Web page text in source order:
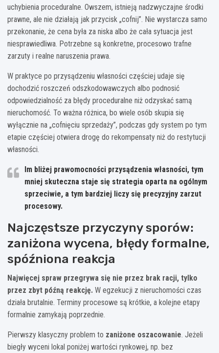
uchybienia proceduralne. Owszem, istnieją nadzwyczajne środki
prawne, ale nie działają jak przycisk „cofnij”. Nie wystarcza samo
przekonanie, że cena była za niska albo że cała sytuacja jest
niesprawiedliwa. Potrzebne są konkretne, procesowo trafne
zarzuty i realne naruszenia prawa.
W praktyce po przysądzeniu własności częściej udaje się
dochodzić roszczeń odszkodowawczych albo podnosić
odpowiedzialność za błędy proceduralne niż odzyskać samą
nieruchomość. To ważna różnica, bo wiele osób skupia się
wyłącznie na „cofnięciu sprzedaży”, podczas gdy system po tym
etapie częściej otwiera drogę do rekompensaty niż do restytucji
własności.
Im bliżej prawomocności przysądzenia własności, tym
mniej skuteczna staje się strategia oparta na ogólnym
sprzeciwie, a tym bardziej liczy się precyzyjny zarzut
procesowy.
Najczęstsze przyczyny sporów:
zaniżona wycena, błędy formalne,
spóźniona reakcja
Najwięcej spraw przegrywa się nie przez brak racji, tylko
przez zbyt późną reakcję. W egzekucji z nieruchomości czas
działa brutalnie. Terminy procesowe są krótkie, a kolejne etapy
formalnie zamykają poprzednie.
Pierwszy klasyczny problem to zaniżone oszacowanie. Jeżeli
biegły wyceni lokal poniżej wartości rynkowej, np. bez